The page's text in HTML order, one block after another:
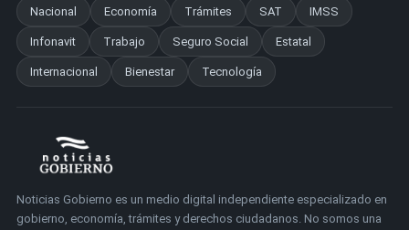
Nacional
Economía Trámites SAT IMSS
Infonavit Trabajo Seguro Social Estatal
Internacional Bienestar Tecnología
Noticias Gobierno es un medio digital independiente especializado en
gobierno, economía, trámites y derechos ciudadanos. No somos una